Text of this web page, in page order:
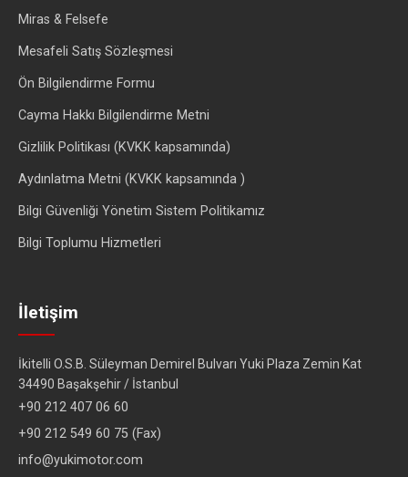
Miras & Felsefe
Mesafeli Satış Sözleşmesi
Ön Bilgilendirme Formu
Cayma Hakkı Bilgilendirme Metni
Gizlilik Politikası (KVKK kapsamında)
Aydınlatma Metni (KVKK kapsamında )
Bilgi Güvenliği Yönetim Sistem Politikamız
Bilgi Toplumu Hizmetleri
İletişim
İkitelli O.S.B. Süleyman Demirel Bulvarı Yuki Plaza Zemin Kat
34490 Başakşehir / İstanbul
+90 212 407 06 60
+90 212 549 60 75 (Fax)
info@yukimotor.com